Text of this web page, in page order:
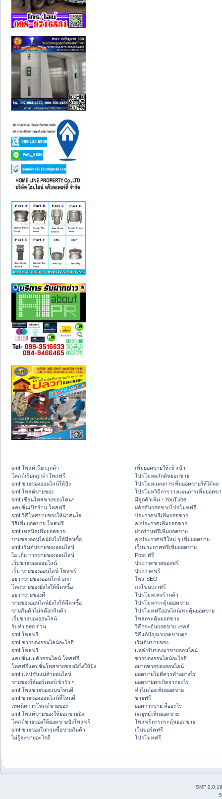
smf โพสต์เรียกลูกค้า
โพสต์เรียกลูกค้าโพสฟรี
smf ขายของออนไลน์ให้ปัง
smf โพสต์ขายของ
smf เขียนโพสขายของโดนๆ
แคปชั่นเปิดร้าน โพสฟรี
smf วิธีโพสขายของให้น่าสนใจ
วิธีเพิ่มยอดขาย โพสฟรี
smf เทคนิคเพิ่มยอดขาย
ขายของออนไลน์ยังไงให้มีคนซื้อ
smf เริ่มต้นขายของออนไลน์
ไอ เดีย การขายของออนไลน์
เว็บขายของออนไลน์
เริ่ม ขายของออนไลน์ โพสฟรี
อยากขายของออนไลน์ smf
โพสขายของยังไงให้มีคนซื้อ
อยากขายของดี
ขายของออนไลน์ยังไงให้มีคนซื้อ
ขายสินค้าไม่สต๊อกสินค้า
เริ่มขายของออนไลน์
รับทำ seo ด่วน
smf โพสฟรี
smf ขายของออนไลน์อะไรดี
smf โพสฟรี
แคปชั่นแม่ค้าออนไลน์ โพสฟรี
โพสฟรีแคปชั่นโพสขายของยังไงให้ปัง
smf แคปชั่นแม่ค้าออนไลน์
ขายของให้ออร์เดอร์เข้ารัว ๆ
smf โพสขายของแบบไหนดี
smf ขายของออนไลน์ที่ไหนดี
เทคนิคการโพสต์ขายของ
smf โพสต์ขายของให้ยอดขายปัง
โพสต์ขายของให้ยอดขายปังโพสฟรี
smf ขายของในกลุ่มซื้อขายสินค้า
ไม่รู้จะขายอะไรดี
เพิ่มยอดขายให้เข้าเป้า
โปรโมทผลักดันยอดขาย
โปรโมทแผนการเพิ่มยอดขายให้ได้ผล
โปรโมทวิธีการวางแผนการเพิ่มยอดข
มีลูกค้าเพิ่ม - YouTube
ผลักดันยอดขายโปรโมทฟรี
ประกาศฟรีเพิ่มยอดขาย
ลงประกาศเพิ่มยอดขาย
ฝากร้านฟรีเพิ่มยอดขาย
ลงประกาศฟรีใหม่ ๆ เพิ่มยอดขาย
เว็บประกาศฟรีเพิ่มยอดขาย
Post ฟรี
ประกาศขายของฟรี
ประกาศฟรี
โพส SEO
ลงโฆษณาฟรี
โปรโมทเพจร้านค้า
โปรโมทกระตุ้นยอดขาย
โปรโมทฟรีออนไลน์กระตุ้นยอดขาย
โพสกระตุ้นยอดขาย
วิธีกระตุ้นยอดขาย เซลล์
วิธีแก้ปัญหายอดขายตก
เริ่มต้นขายของ
แหล่งรับของมาขายออนไลน์
ขายของออนไลน์อะไรดี
อยากขายของออนไลน์
ยอดขายไม่ดีควรทำอย่างไร
ยอดขายตกเกิดจากอะไร
ทำไมต้องเพิ่มยอดขาย
ขายฟรี
ยอดการขาย คืออะไร
กลยุทธ์เพิ่มยอดขาย
โพสฟรีการกระตุ้นยอดขาย
เว็บบอร์ดฟรี
โปรโมทฟรี
SMF 2.0.19